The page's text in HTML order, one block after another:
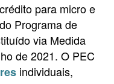
para micro e
Programa de
via Medida
de 2021. O PEC
individuais,